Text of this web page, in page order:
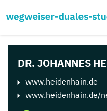
DR. JOHANNES
www.heidenhain.de
www.heidenhain.de/